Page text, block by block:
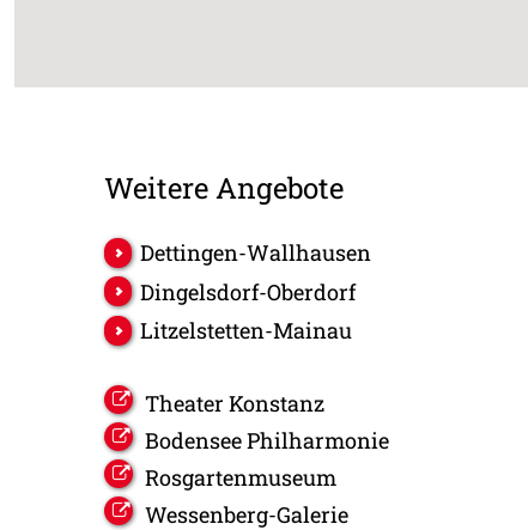
Weitere Angebote
Dettingen-Wallhausen
Dingelsdorf-Oberdorf
Litzelstetten-Mainau
Theater Konstanz
Bodensee Philharmonie
Rosgartenmuseum
Wessenberg-Galerie